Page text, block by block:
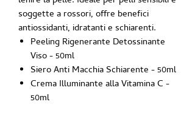
soggette a rossori, offre benefici
antiossidanti, idratanti e schiarenti.
Peeling Rigenerante Detossinante
Viso- 50ml
Siero Anti Macchia Schiarente - 50ml
Crema Illuminante alla Vitamina C -
50ml